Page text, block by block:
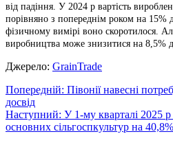
від падіння. У 2024 р вартість
порівняно з попереднім роком на 15%
фізичному вимірі воно скоротилося.
виробництва може знизитися на 8,5%
Джерело: GrainTrade
Навігація
записів
Попередній: Півонії навесні
досвід
Наступний: У 1-му кварталі 2025
основних сільгоспкультур на 40,8%